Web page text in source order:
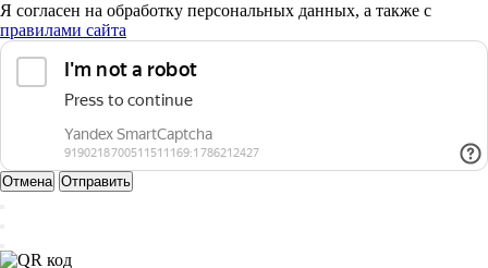
Я согласен на обработку персональных данных, а также с
правилами сайта
Отмена Отправить